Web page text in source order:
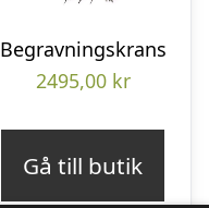
Begravningskrans
2495,00 kr
Gå till butik